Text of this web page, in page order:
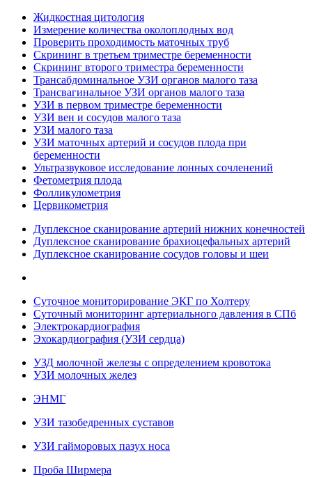
Жидкостная цитология
Измерение количества околоплодных вод
Проверить проходимость маточных труб
Скрининг в третьем триместре беременности
Скрининг второго триместра беременности
Трансабдоминальное УЗИ органов малого таза
Трансвагинальное УЗИ органов малого таза
УЗИ в первом триместре беременности
УЗИ вен и сосудов малого таза
УЗИ малого таза
УЗИ маточных артерий и сосудов плода при
беременности
Ультразвуковое исследование лонных сочленений
Фетометрия плода
Фолликулометрия
Цервикометрия
Дуплексное сканирование артерий нижних конечностей
Дуплексное сканирование брахиоцефальных артерий
Дуплексное сканирование сосудов головы и шеи
Суточное мониторирование ЭКГ по Холтеру
Суточный мониторинг артериального давления в СПб
Электрокардиография
Эхокардиография (УЗИ сердца)
УЗД молочной железы с определением кровотока
УЗИ молочных желез
ЭНМГ
УЗИ тазобедренных суставов
УЗИ гайморовых пазух носа
Проба Ширмера